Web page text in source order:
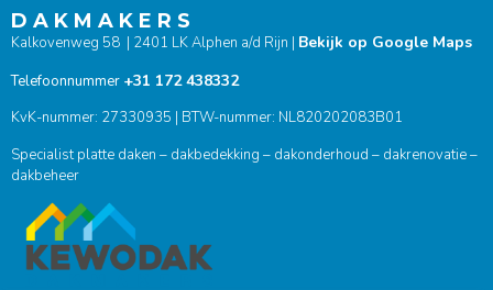
D A K M A K E R S
Kalkovenweg 58 | 2401 LK Alphen a/d Rijn | Bekijk op Google Maps
Telefoonnummer +31 172 438332
KvK-nummer: 27330935 | BTW-nummer: NL820202083B01
Specialist platte daken – dakbedekking – dakonderhoud – dakrenovatie –
dakbeheer